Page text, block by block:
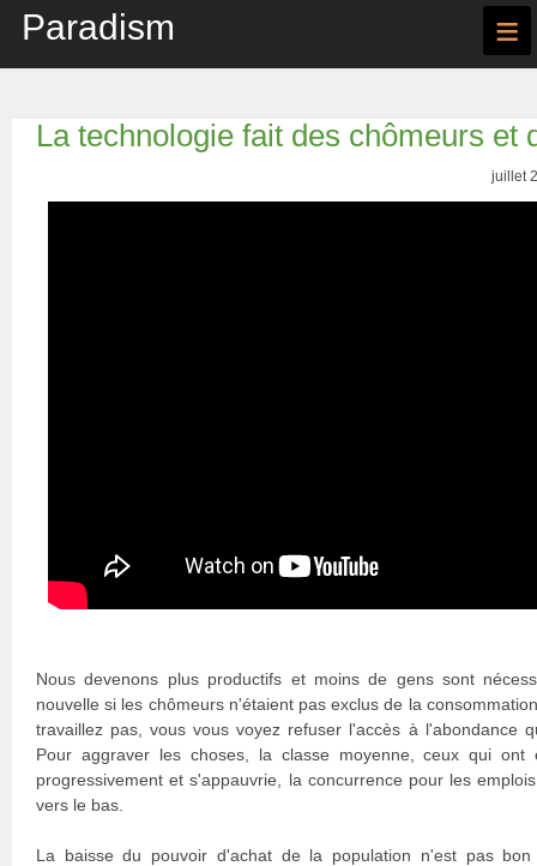
Paradism ≡
La technologie fait des chômeurs et
juillet
Nous devenons plus productifs et moins de gens sont
nouvelle si les chômeurs n'étaient pas exclus de la
travaillez pas, vous vous voyez refuser l'accès à l'abondance
Pour aggraver les choses, la classe moyenne, ceux qui ont
progressivement et s'appauvrie, la concurrence pour les
vers le bas.
La baisse du pouvoir d'achat de la population n'est pas